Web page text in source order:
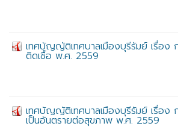
เทศบัญญัติเทศบาลเมืองบุรีรัมย์ เรื่อง
ติดเชื้อ พ.ศ. 2559
เทศบัญญัติเทศบาลเมืองบุรีรัมย์ เรื่อง
เป็นอันตรายต่อสุขภาพ พ.ศ. 2559